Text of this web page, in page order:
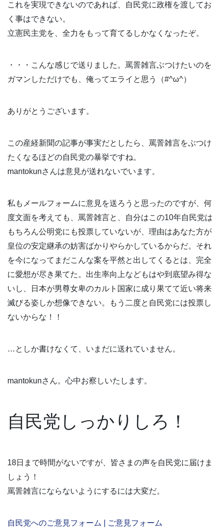
これを実現できないのであれば、自民党に政権を渡してお
く事はできない。
立憲民主党を、全力をもって育てるしかなくなったぞ。
・・・こんな感じで送りました。罵詈雑言ぶつけたいのを
ガマンしただけでも、俺ってエライと思う（#^ω^）
ありがとうございます。
この産経新聞の記事が事実だとしたら、罵詈雑言をぶつけ
たくなるほどの自民党の暴挙ですね。
mantokunさんは意見が送れないでいます。
私もメールフォームに意見を送ろうと思ったのですが、何
度文面を考えても、罵詈雑言と、自分はこの10年自民党は
もちろん公明党にも投票していないが、理由はあなた方が
皇位の安定継承の妨害ばかりやらかしているからだ。それ
を今になってまだこんな案を平然と出してくるとは、完全
に愛想が尽き果てた。出生率向上などもはや到底望み得な
いし、日本が男尊女卑のカルト国家に成り果てて近い将来
滅びる姿しか想像できない。もう二度と自民党には投票し
ないからな！！
…としか書けなくて、いまだに送れていません。
mantokunさん。心中お察しいたします。
自民党しっかりしろ！
18日まで時間がないですが、皆さまの声を自民党に届けま
しょう！
罵詈雑言にならないようにするには大変だ。
自民党へのご意見フォーム | ご意見フォーム